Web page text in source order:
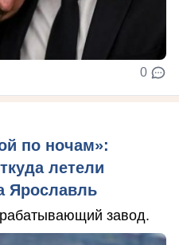
0
по ночам»:
летели
Ярославль
завод.